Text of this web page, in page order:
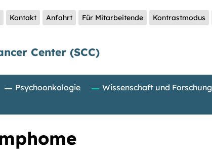
Kontakt Anfahrt Für Mitarbeitende Kontrastmodus
Center (SCC)
Psychoonkologie
Wissenschaft und Forschung